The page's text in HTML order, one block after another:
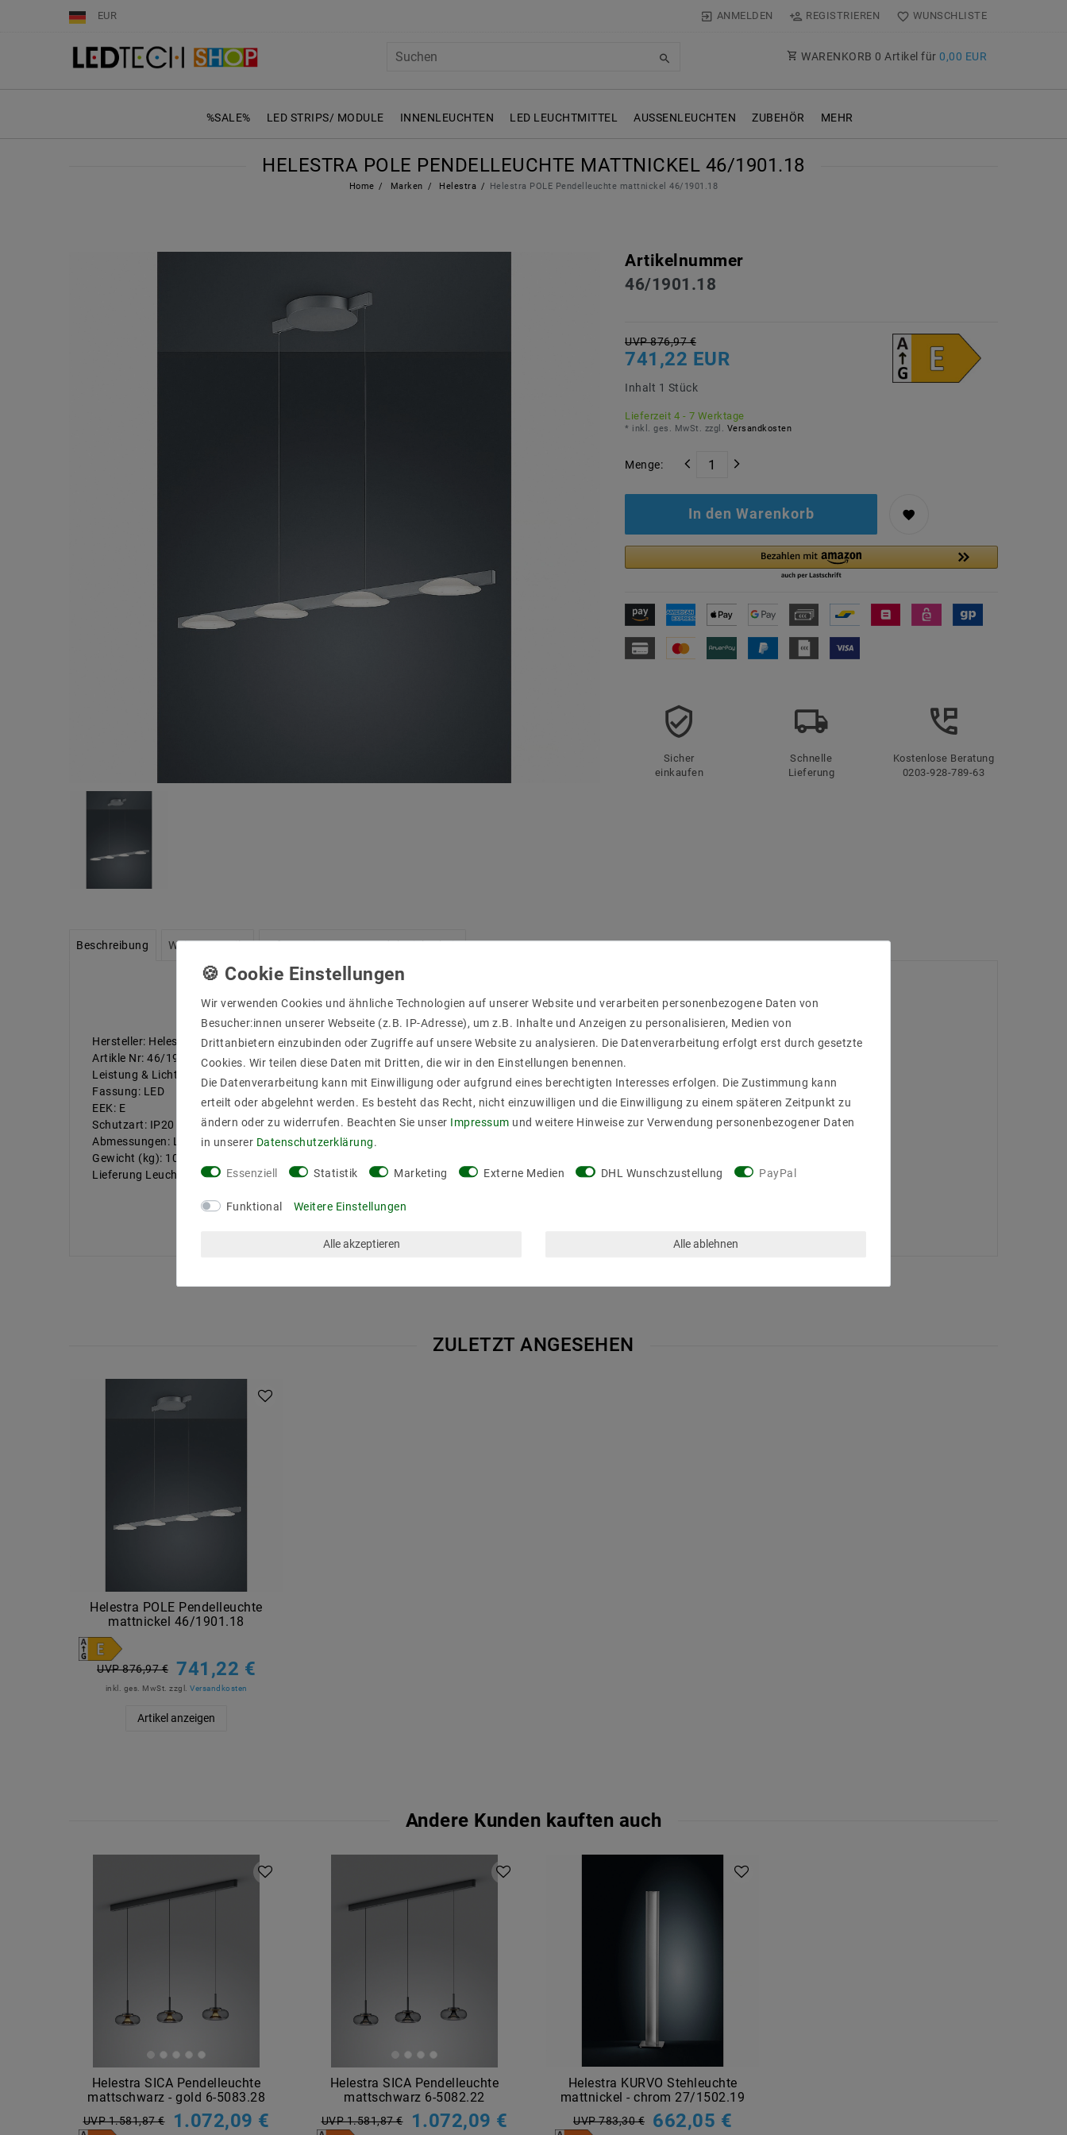
EUR ANMELDEN REGISTRIEREN WUNSCHLISTE
WARENKORB 0 Artikel für 0,00 EUR
%SALE% LED STRIPS/ MODULE INNENLEUCHTEN LED LEUCHTMITTEL AUSSENLEUCHTEN ZUBEHÖR MEHR
HELESTRA POLE PENDELLEUCHTE MATTNICKEL 46/1901.18
Home Marken Helestra Helestra POLE Pendelleuchte mattnickel 46/1901.18
Artikelnummer
46/1901.18
UVP 876,97 €
741,22 EUR
Inhalt 1 Stück
Lieferzeit 4 - 7 Werktage
* inkl. ges. MwSt. zzgl. Versandkosten
Menge:
In den Warenkorb
Sicher
einkaufen
Schnelle
Lieferung
Kostenlose Beratung
0203-928-789-63
Beschreibung Weitere Details Informationen zur Produktsicherheit
Hersteller: Helestra
Artikle Nr: 46/1901.18
Leistung & Lichtfarb: 4x9 W, 2700 K, 5460 lm
Fassung: LED
EEK: E
Schutzart: IP20
Abmessungen: L 1255 B 165 mm H 2000 mm
Gewicht (kg): 10
Lieferung Leuchtmittel: inkl.
ZULETZT ANGESEHEN
Helestra POLE Pendelleuchte
mattnickel 46/1901.18
UVP 876,97 € 741,22 €
inkl. ges. MwSt. zzgl. Versandkosten
Artikel anzeigen
Andere Kunden kauften auch
Helestra SICA Pendelleuchte
mattschwarz - gold 6-5083.28
UVP 1.581,87 € 1.072,09 €
Helestra SICA Pendelleuchte
mattschwarz 6-5082.22
UVP 1.581,87 € 1.072,09 €
Helestra KURVO Stehleuchte
mattnickel - chrom 27/1502.19
UVP 783,30 € 662,05 €
Wir verwenden Cookies und ähnliche Technologien auf unserer Website und verarbeiten personenbezogene Daten von
Besucher:innen unserer Webseite (z.B. IP-Adresse), um z.B. Inhalte und Anzeigen zu personalisieren, Medien von
Drittanbietern einzubinden oder Zugriffe auf unsere Website zu analysieren. Die Datenverarbeitung erfolgt erst durch gesetzte
Cookies. Wir teilen diese Daten mit Dritten, die wir in den Einstellungen benennen.
Die Datenverarbeitung kann mit Einwilligung oder aufgrund eines berechtigten Interesses erfolgen. Die Zustimmung kann
erteilt oder abgelehnt werden. Es besteht das Recht, nicht einzuwilligen und die Einwilligung zu einem späteren Zeitpunkt zu
ändern oder zu widerrufen. Beachten Sie unser Impressum und weitere Hinweise zur Verwendung personenbezogener Daten
in unserer Daten­schutz­erklärung.
Essenziell Statistik Marketing Externe Medien DHL Wunschzustellung PayPal
Funktional Weitere Einstellungen
Alle akzeptieren Alle ablehnen